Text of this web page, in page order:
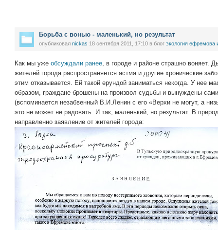
Борьба с вонью - маленький, но результат
опубликовал nickas 18 сентября 2011, 17:10 в блог экология ефремова
Как мы уже обсуждали ранее, в городе и районе страшно воняет.
жителей города распространяется астма и другие хронические
этим отказывается. Ей такой ерундой заниматься некогда. У нее
образом, граждане брошены на произвол судьбы и вынуждены сами
(вспоминается незабвенный В.И.Ленин с его «Верхи не могут, а
это не может не радовать. И так, маленький, но результат. В
направленно заявление от жителей города: